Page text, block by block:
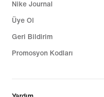
Nike Journal
Üye Ol
Geri Bildirim
Promosyon Kodları